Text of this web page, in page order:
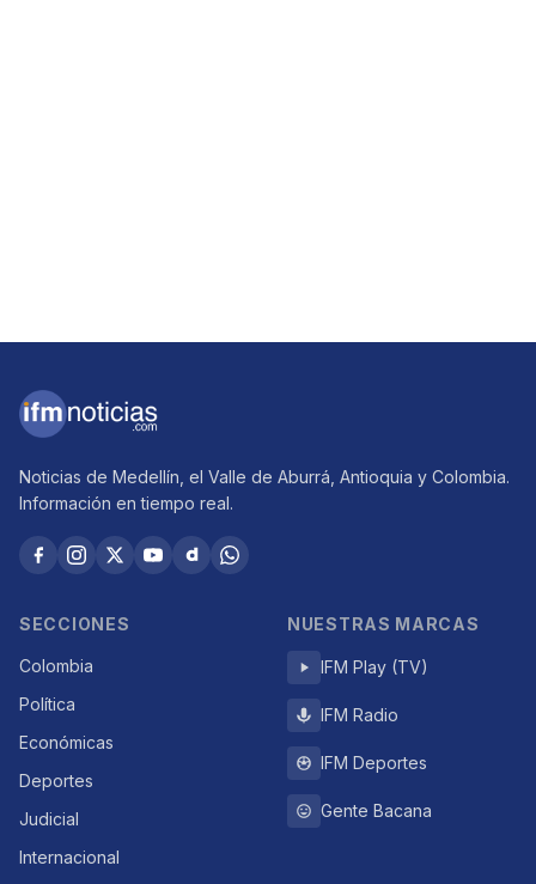
Noticias de Medellín, el Valle de Aburrá, Antioquia y Colombia.
Información en tiempo real.
SECCIONES
Colombia
Política
Económicas
Deportes
Judicial
Internacional
NUESTRAS MARCAS
IFM Play (TV)
IFM Radio
IFM Deportes
Gente Bacana